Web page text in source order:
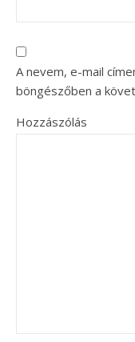
A nevem, e-mail
böngészőben a
Hozzászólás